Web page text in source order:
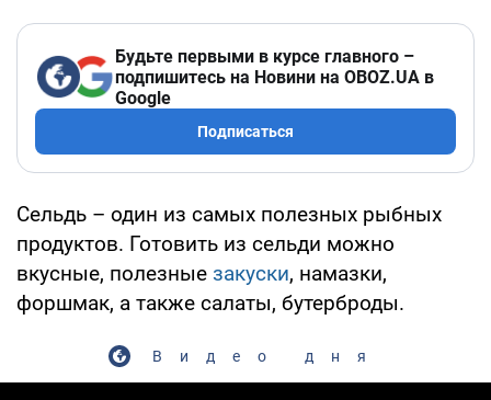
Будьте первыми в курсе главного –
подпишитесь на Новини на OBOZ.UA в
Google
Подписаться
Сельдь – один из самых полезных рыбных
продуктов. Готовить из сельди можно
вкусные, полезные закуски, намазки,
форшмак, а также салаты, бутерброды.
Видео дня